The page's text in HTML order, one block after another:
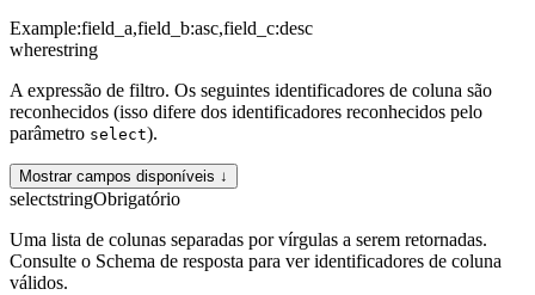
Example:field_a,field_b:asc,field_c:desc
wherestring
A expressão de filtro. Os seguintes identificadores de coluna são
reconhecidos (isso difere dos identificadores reconhecidos pelo
parâmetro select).
Mostrar campos disponíveis ↓
selectstringObrigatório
Uma lista de colunas separadas por vírgulas a serem retornadas.
Consulte o Schema de resposta para ver identificadores de coluna
válidos.